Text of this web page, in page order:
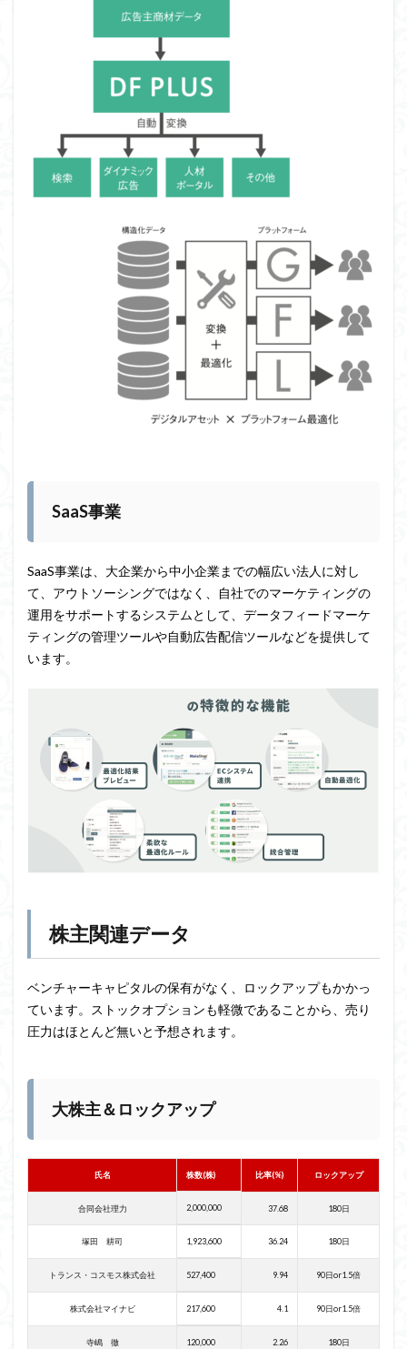
SaaS事業
SaaS事業は、大企業から中小企業までの幅広い法人に対し
て、アウトソーシングではなく、自社でのマーケティングの
運用をサポートするシステムとして、データフィードマーケ
ティングの管理ツールや自動広告配信ツールなどを提供して
います。
株主関連データ
ベンチャーキャピタルの保有がなく、ロックアップもかかっ
ています。ストックオプションも軽微であることから、売り
圧力はほとんど無いと予想されます。
大株主＆ロックアップ
氏名 株数(株) 比率(%) ロックアップ
合同会社理力 2,000,000 37.68 180日
塚田 耕司 1,923,600 36.24 180日
トランス・コスモス株式会社 527,400 9.94 90日or1.5倍
株式会社マイナビ 217,600 4.1 90日or1.5倍
寺嶋 徹 120,000 2.26 180日